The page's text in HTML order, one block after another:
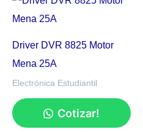
Driver DVR 8825 Motor
Mena 25A
Electrónica Estudiantil
Cotizar!